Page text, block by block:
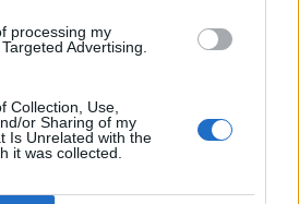
processing my
Advertising.
Collection, Use,
or Sharing of my
Is Unrelated with the
it was collected.
για τον χρόνιο
κίνδυνο άνοιας